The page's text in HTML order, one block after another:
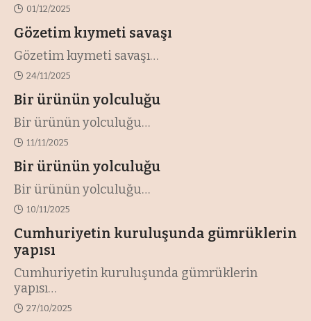
01/12/2025
Gözetim kıymeti savaşı
Gözetim kıymeti savaşı…
24/11/2025
Bir ürünün yolculuğu
Bir ürünün yolculuğu…
11/11/2025
Bir ürünün yolculuğu
Bir ürünün yolculuğu…
10/11/2025
Cumhuriyetin kuruluşunda gümrüklerin
yapısı
Cumhuriyetin kuruluşunda gümrüklerin
yapısı…
27/10/2025